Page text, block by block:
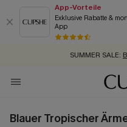
App-Vorteile
Exklusive Rabatte &
App
GRATIS MASSBAND MIT
SUMMER SALE:
ZUM NEWSLETTER:BIS
Blauer Tropischer